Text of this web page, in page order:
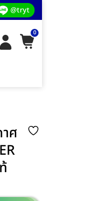
@tryt
0
ศ